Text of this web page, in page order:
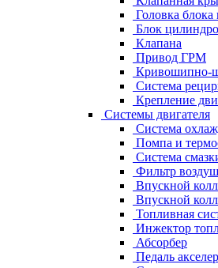
Головка
Блок
Клапана
Привод ГРМ
Кривошипно-
Система
Крепление
Системы двигателя
Система
Помпа и
Система
Фильтр
Впускной
Впускной
Топливная
Инжектор
Абсорбер
Педаль